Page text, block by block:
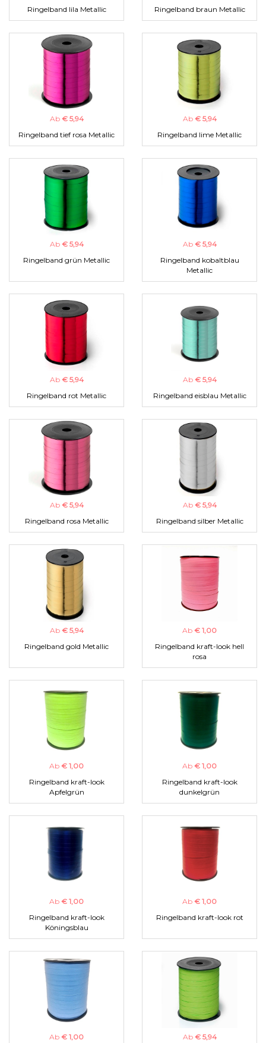
Ringelband lila Metallic
Ringelband braun Metallic
Ab € 5,94
Ringelband tief rosa Metallic
Ab € 5,94
Ringelband lime Metallic
Ab € 5,94
Ringelband grün Metallic
Ab € 5,94
Ringelband kobaltblau
Metallic
Ab € 5,94
Ringelband rot Metallic
Ab € 5,94
Ringelband eisblau Metallic
Ab € 5,94
Ringelband rosa Metallic
Ab € 5,94
Ringelband silber Metallic
Ab € 5,94
Ringelband gold Metallic
Ab € 1,00
Ringelband kraft-look hell
rosa
Ab € 1,00
Ringelband kraft-look
Apfelgrün
Ab € 1,00
Ringelband kraft-look
dunkelgrün
Ab € 1,00
Ringelband kraft-look
Köningsblau
Ab € 1,00
Ringelband kraft-look rot
Ab € 1,00 Ab € 5,94